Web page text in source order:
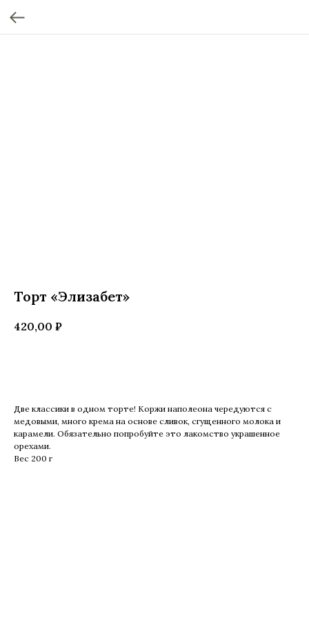
Торт «Элизабет»
420,00 ₽
Две классики в одном торте! Коржи наполеона чередуются с
медовыми, много крема на основе сливок, сгущенного молока и
карамели. Обязательно попробуйте это лакомство украшенное
орехами.
Вес 200 г